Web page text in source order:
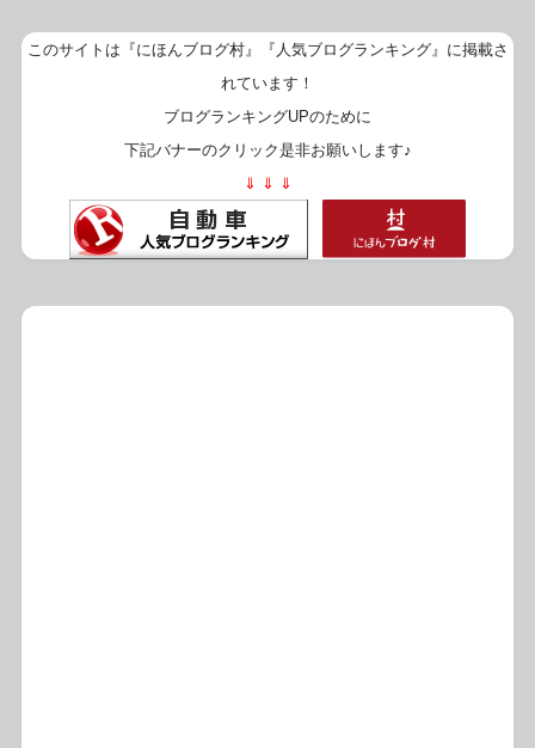
このサイトは『にほんブログ村』『人気ブログランキング』に掲載さ
れています！
ブログランキングUPのために
下記バナーのクリック是非お願いします♪
⇓ ⇓ ⇓